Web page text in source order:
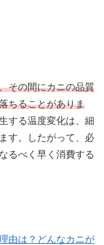
その間にカニの品質
ちることがありま
する温度変化は、細
す。したがって、必
るべく早く消費する
由は？どんなカニが